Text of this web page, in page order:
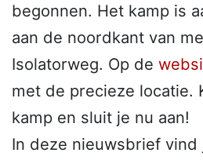
begonnen. Het kamp is
aan de noordkant van
Isolatorweg. Op de
met de precieze locatie.
kamp en sluit je nu aan!
In deze nieuwsbrief